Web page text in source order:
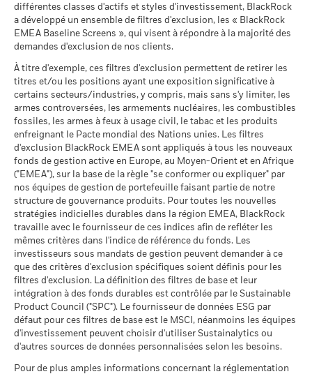
passées.Les performances passées ne sont pas un indicateur
fiable des performances futures. Les marchés pourraient
évoluer très différemment. Ceci peut vous aider à évaluer la
façon dont le fonds a été géré dans le passé
La performance est indiquée sur la base de la Valeur nette
d’inventaire (VNI), avec le revenu brut réinvesti le cas échéant.
Le rendement de votre investissement peut augmenter ou
diminuer en raison des fluctuations des devises si votre
investissement est effectué dans une devise autre que celle
utilisée dans le calcul des performances passées. Source :
Blackrock
Défavorable
Ce que vous pourriez obtenir après
Rendement annuel moyen
Intermédiaire
Rendement annuel moyen
Favorable
Ce que vous pourriez obtenir après
Rendement annuel moyen
Le scénario de tension montre ce que vous pourriez obtenir
dans des situations de marché extrêmes.
BlackRock Index Selection Fund - Prospectus
- Supplement (French - France)
Sustainability related disclosure - IEMSAGG
(en)
Voir tous les documents
différentes classes d'actifs et styles d'investissement, BlackRock
a développé un ensemble de filtres d'exclusion, les « BlackRock
EMEA Baseline Screens », qui visent à répondre à la majorité des
demandes d'exclusion de nos clients.
À titre d'exemple, ces filtres d'exclusion permettent de retirer les
titres et/ou les positions ayant une exposition significative à
certains secteurs/industries, y compris, mais sans s'y limiter, les
armes controversées, les armements nucléaires, les combustibles
fossiles, les armes à feux à usage civil, le tabac et les produits
enfreignant le Pacte mondial des Nations unies. Les filtres
d'exclusion BlackRock EMEA sont appliqués à tous les nouveaux
fonds de gestion active en Europe, au Moyen-Orient et en Afrique
("EMEA"), sur la base de la règle "se conformer ou expliquer" par
nos équipes de gestion de portefeuille faisant partie de notre
structure de gouvernance produits. Pour toutes les nouvelles
stratégies indicielles durables dans la région EMEA, BlackRock
travaille avec le fournisseur de ces indices afin de refléter les
mêmes critères dans l'indice de référence du fonds. Les
investisseurs sous mandats de gestion peuvent demander à ce
que des critères d'exclusion spécifiques soient définis pour les
filtres d'exclusion. La définition des filtres de base et leur
intégration à des fonds durables est contrôlée par le Sustainable
Product Council ("SPC"). Le fournisseur de données ESG par
défaut pour ces filtres de base est le MSCI, néanmoins les équipes
d'investissement peuvent choisir d'utiliser Sustainalytics ou
d'autres sources de données personnalisées selon les besoins.
Pour de plus amples informations concernant la réglementation